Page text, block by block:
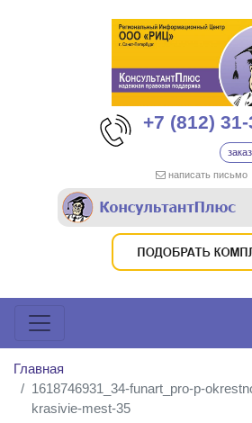
+7 (812)
написать письмо
Главная
1618746931_34-funart_pro-p-
krasivie-mest-35